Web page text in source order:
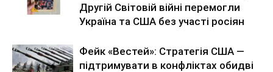
Другій Світовій війні перемогли
Україна та США без участі росіян
Фейк «Вестей»: Стратегія США —
підтримувати в конфліктах обидві